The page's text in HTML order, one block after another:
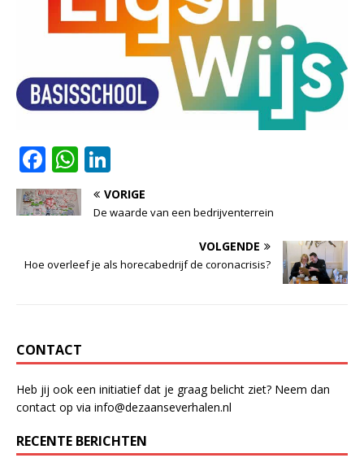
F
a
c
b
k
W
h
at
A
n
k
dI
VORIGE
De waarde van een bedrijventerrein
VOLGENDE
Hoe overleef je als horecabedrijf de coronacrisis?
CONTACT
Heb jij ook een initiatief dat je graag belicht ziet? Neem dan
contact op via info@dezaanseverhalen.nl
RECENTE BERICHTEN